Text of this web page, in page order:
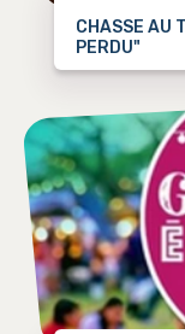
CHASSE AU
PERDU"